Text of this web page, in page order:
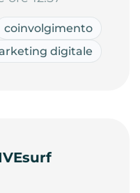
coinvolgimento
digitale